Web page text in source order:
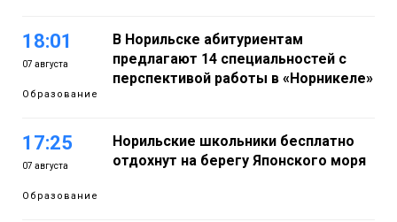
18:01
07 августа
Образование
В Норильске абитуриентам
предлагают 14 специальностей с
перспективой работы в «Норникеле»
17:25
07 августа
Образование
Норильские школьники бесплатно
отдохнут на берегу Японского моря